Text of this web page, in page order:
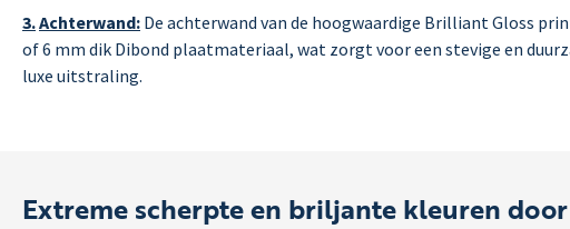
3.Achterwand: De achterwand van de hoogwaardige Brilliant Gloss
of 6 mm dik Dibond plaatmateriaal, wat zorgt voor een stevige en
luxe uitstraling.
Extreme scherpte en briljante kleuren